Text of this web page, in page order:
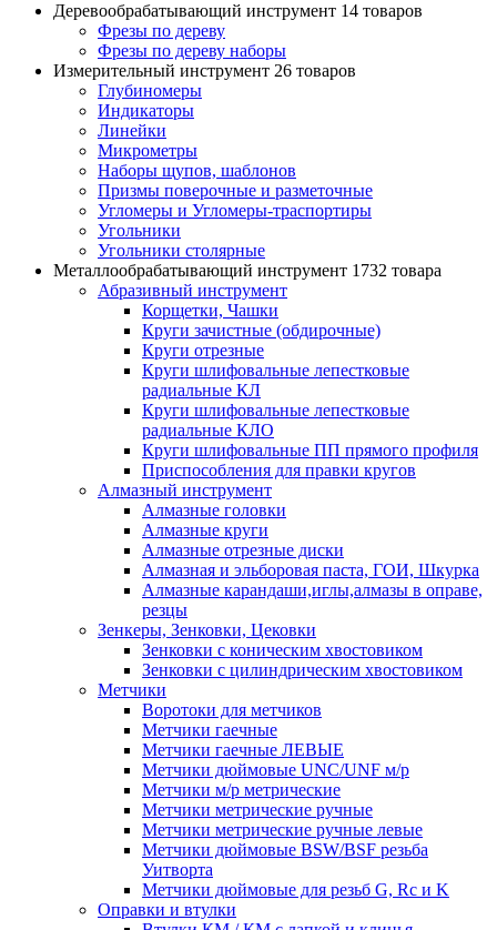
Деревообрабатывающий инструмент 14 товаров
Фрезы по дереву
Фрезы по дереву наборы
Измерительный инструмент 26 товаров
Глубиномеры
Индикаторы
Линейки
Микрометры
Наборы щупов, шаблонов
Призмы поверочные и разметочные
Угломеры и Угломеры-траспортиры
Угольники
Угольники столярные
Металлообрабатывающий инструмент 1732 товара
Абразивный инструмент
Корщетки, Чашки
Круги зачистные (обдирочные)
Круги отрезные
Круги шлифовальные лепестковые
радиальные КЛ
Круги шлифовальные лепестковые
радиальные КЛО
Круги шлифовальные ПП прямого профиля
Приспособления для правки кругов
Алмазный инструмент
Алмазные головки
Алмазные круги
Алмазные отрезные диски
Алмазная и эльборовая паста, ГОИ, Шкурка
Алмазные карандаши,иглы,алмазы в оправе,
резцы
Зенкеры, Зенковки, Цековки
Зенковки с коническим хвостовиком
Зенковки с цилиндрическим хвостовиком
Метчики
Воротоки для метчиков
Метчики гаечные
Метчики гаечные ЛЕВЫЕ
Метчики дюймовые UNC/UNF м/р
Метчики м/р метрические
Метчики метрические ручные
Метчики метрические ручные левые
Метчики дюймовые BSW/BSF резьба
Уитворта
Метчики дюймовые для резьб G, Rc и K
Оправки и втулки